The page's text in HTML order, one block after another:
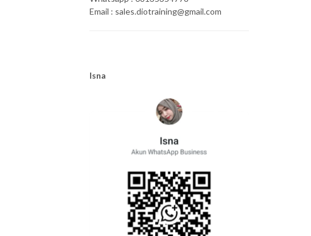
Email : sales.diotraining@gmail.com
Isna